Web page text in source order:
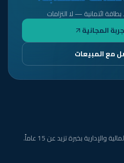
المجانية
مع المبيعات
بخبرة تزيد عن 15 عاماً.